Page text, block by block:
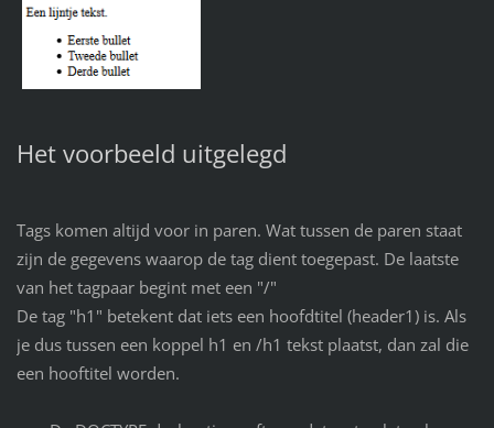
Het voorbeeld uitgelegd
Tags komen altijd voor in paren. Wat tussen de paren staat
zijn de gegevens waarop de tag dient toegepast. De laatste
van het tagpaar begint met een "/"
De tag "h1" betekent dat iets een hoofdtitel (header1) is. Als
je dus tussen een koppel h1 en /h1 tekst plaatst, dan zal die
een hooftitel worden.